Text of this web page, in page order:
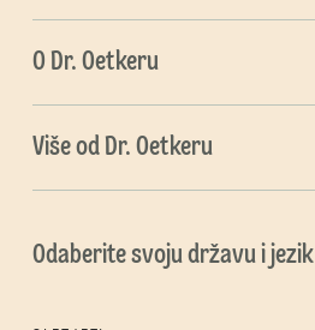
O Dr. Oetkeru
Više od Dr. Oetkeru
Odaberite svoju državu i jezik